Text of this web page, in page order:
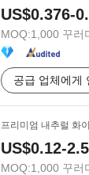
US$0.376-
MOQ:1,000 꾸러
공급 업체에게
프리미엄 내추럴 화
US$0.12-2.5
MOQ:1,000 꾸러